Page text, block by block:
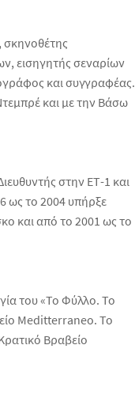
εισηγητής σεναρίων
και συγγραφέας.
και με την Βάσω
στην ΕΤ-1 και
ως το 2004 υπήρξε
και από το 2001 ως το
του «Το Φύλλο. Το
Meditterraneo. Το
Βραβείο